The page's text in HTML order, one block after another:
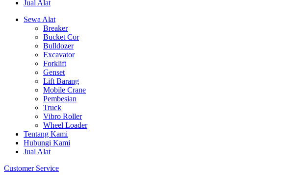
Jual Alat
Sewa Alat
Breaker
Bucket Cor
Bulldozer
Excavator
Forklift
Genset
Lift Barang
Mobile Crane
Pembesian
Truck
Vibro Roller
Wheel Loader
Tentang Kami
Hubungi Kami
Jual Alat
Customer Service